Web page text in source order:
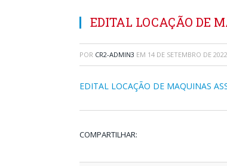
EDITAL LOCAÇÃO DE
POR CR2-ADMIN3 EM 14 DE SETEMBRO DE 2022
EDITAL LOCAÇÃO DE MAQUINAS
COMPARTILHAR: